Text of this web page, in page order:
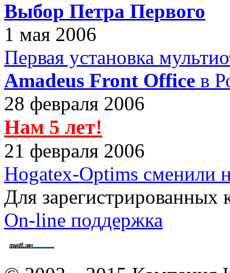
Выбор Петра Первого
1 мая 2006
Первая установка
Amadeus Front Office в
28 февраля 2006
Нам 5 лет!
21 февраля 2006
Hogatex-Optims сменили
Для зарегистрированных
On-line поддержка